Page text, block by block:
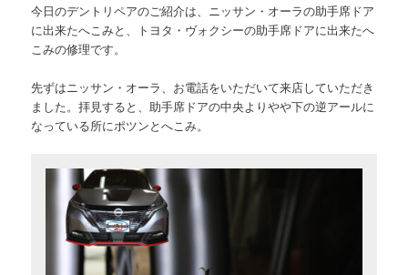
今日のデントリペアのご紹介は、ニッサン・オーラの助手席ドア
に出来たへこみと、トヨタ・ヴォクシーの助手席ドアに出来たへ
こみの修理です。
先ずはニッサン・オーラ、お電話をいただいて来店していただき
ました。拝見すると、助手席ドアの中央よりやや下の逆アールに
なっている所にポツンとへこみ。